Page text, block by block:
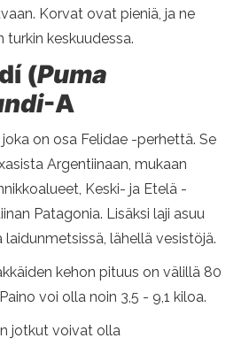
Korvat ovat pieniä, ja ne
keskuudessa.
(Puma
-A
on osa Felidae -perhettä. Se
Argentiinaan, mukaan
Keski- ja Etelä -
Patagonia. Lisäksi laji asuu
lähellä vesistöjä.
kehon pituus on välillä 80
voi olla noin 3,5 - 9,1 kiloa.
jotkut voivat olla